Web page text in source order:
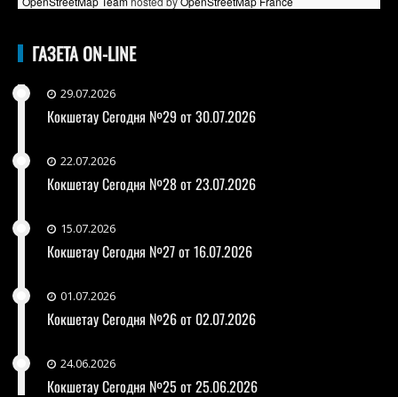
ГАЗЕТА ON-LINE
29.07.2026
Кокшетау Сегодня №29 от 30.07.2026
22.07.2026
Кокшетау Сегодня №28 от 23.07.2026
15.07.2026
Кокшетау Сегодня №27 от 16.07.2026
01.07.2026
Кокшетау Сегодня №26 от 02.07.2026
24.06.2026
Кокшетау Сегодня №25 от 25.06.2026